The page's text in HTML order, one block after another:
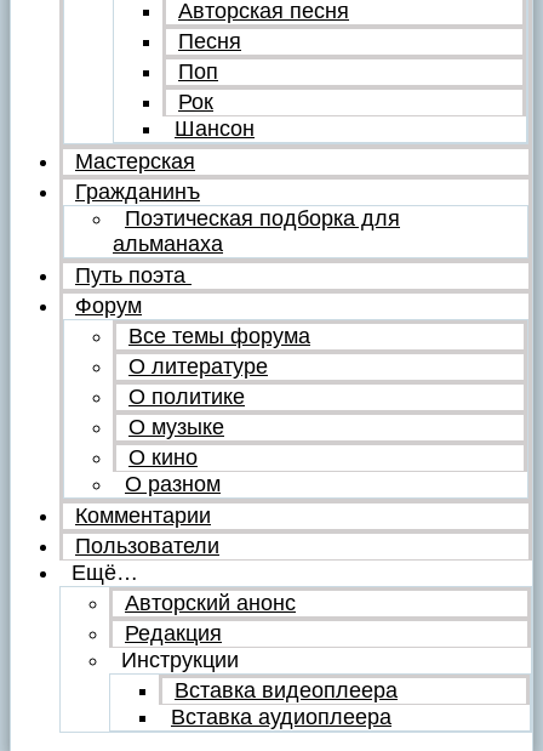
Авторская песня
Песня
Поп
Рок
Шансон
Мастерская
Гражданинъ
Поэтическая подборка для
альманаха
Путь поэта
Форум
Все темы форума
О литературе
О политике
О музыке
О кино
О разном
Комментарии
Пользователи
Ещё…
Авторский анонс
Редакция
Инструкции
Вставка видеоплеера
Вставка аудиоплеера